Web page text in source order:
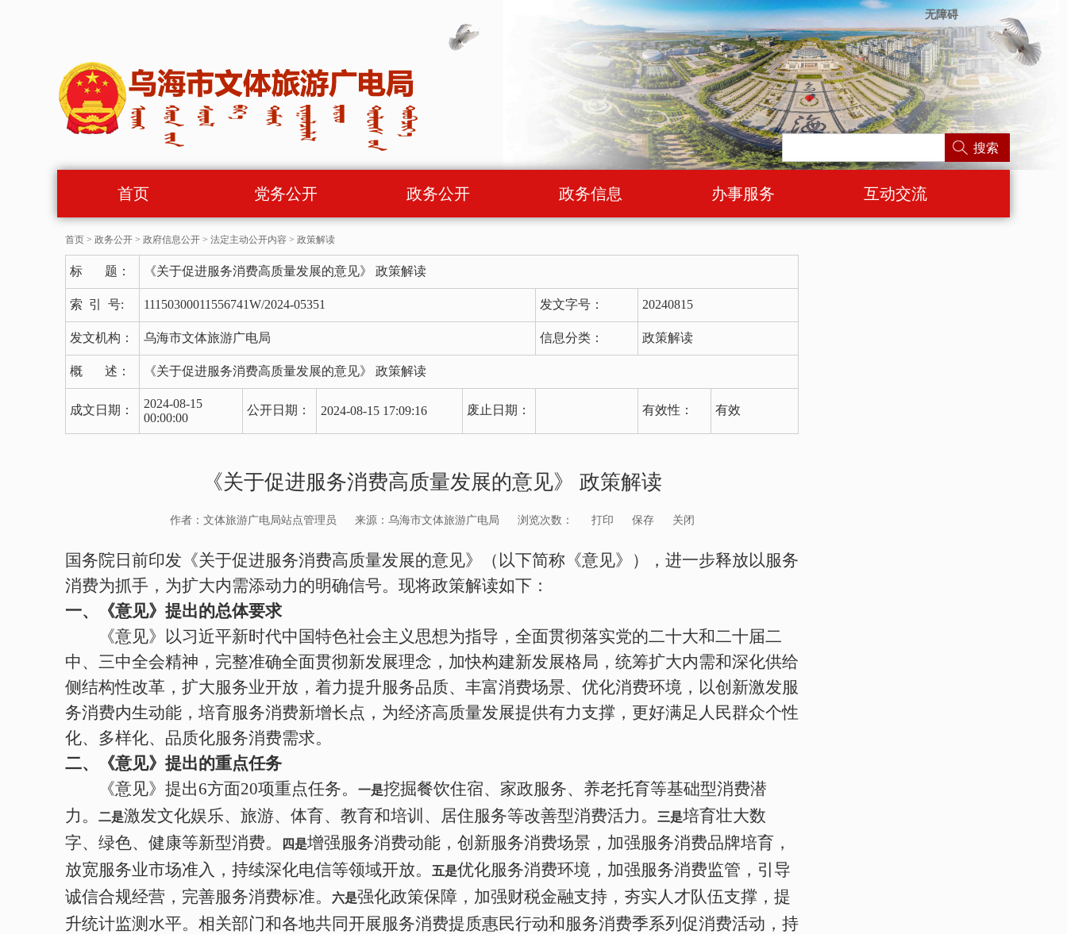
无障碍
搜索
首页 党务公开 政务公开 政务信息 办事服务 互动交流
首页 > 政务公开 > 政府信息公开 > 法定主动公开内容 > 政策解读
标 题： 《关于促进服务消费高质量发展的意见》 政策解读
索 引 号: 11150300011556741W/2024-05351 发文字号： 20240815
发文机构： 乌海市文体旅游广电局 信息分类： 政策解读
概 述： 《关于促进服务消费高质量发展的意见》 政策解读
成文日期：
2024-08-15
00:00:00
公开日期： 2024-08-15 17:09:16 废止日期： 有效性： 有效
《关于促进服务消费高质量发展的意见》 政策解读
作者：文体旅游广电局站点管理员 来源：乌海市文体旅游广电局 浏览次数： 打印 保存 关闭
国务院日前印发《关于促进服务消费高质量发展的意见》（以下简称《意见》），进一步释放以服务
消费为抓手，为扩大内需添动力的明确信号。现将政策解读如下：
一、《意见》提出的总体要求
《意见》以习近平新时代中国特色社会主义思想为指导，全面贯彻落实党的二十大和二十届二
中、三中全会精神，完整准确全面贯彻新发展理念，加快构建新发展格局，统筹扩大内需和深化供给
侧结构性改革，扩大服务业开放，着力提升服务品质、丰富消费场景、优化消费环境，以创新激发服
务消费内生动能，培育服务消费新增长点，为经济高质量发展提供有力支撑，更好满足人民群众个性
化、多样化、品质化服务消费需求。
二、《意见》提出的重点任务
《意见》提出6方面20项重点任务。
一是挖掘餐饮住宿、家政服务、养老托育等基础型消费潜
力。
二是激发文化娱乐、旅游、体育、教育和培训、居住服务等改善型消费活力。 三是培育壮大数
字、绿色、健康等新型消费。
四是增强服务消费动能，创新服务消费场景，加强服务消费品牌培育，
放宽服务业市场准入，持续深化电信等领域开放。
五是优化服务消费环境，加强服务消费监管，引导
诚信合规经营，完善服务消费标准。
六是强化政策保障，加强财税金融支持，夯实人才队伍支撑，提
升统计监测水平。相关部门和各地共同开展服务消费提质惠民行动和服务消费季系列促消费活动，持